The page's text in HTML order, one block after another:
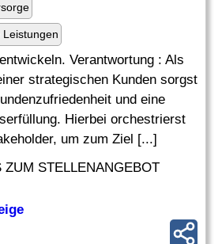
Verantwortung : Als
strategischen Kunden sorgst
und eine
Hierbei orchestrierst
um zum Ziel [...]
ZUM STELLENANGEBOT